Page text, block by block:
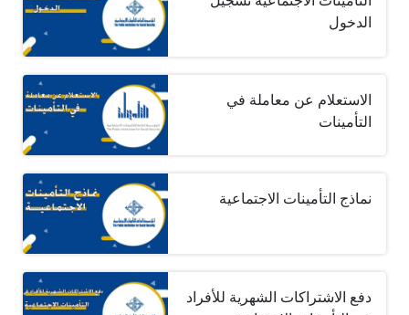
الدخول
الاستعلام عن معاملة في
التأمينات
نماذج التأمينات الاجتماعية
دفع الاشتراكات الشهرية للأفراد